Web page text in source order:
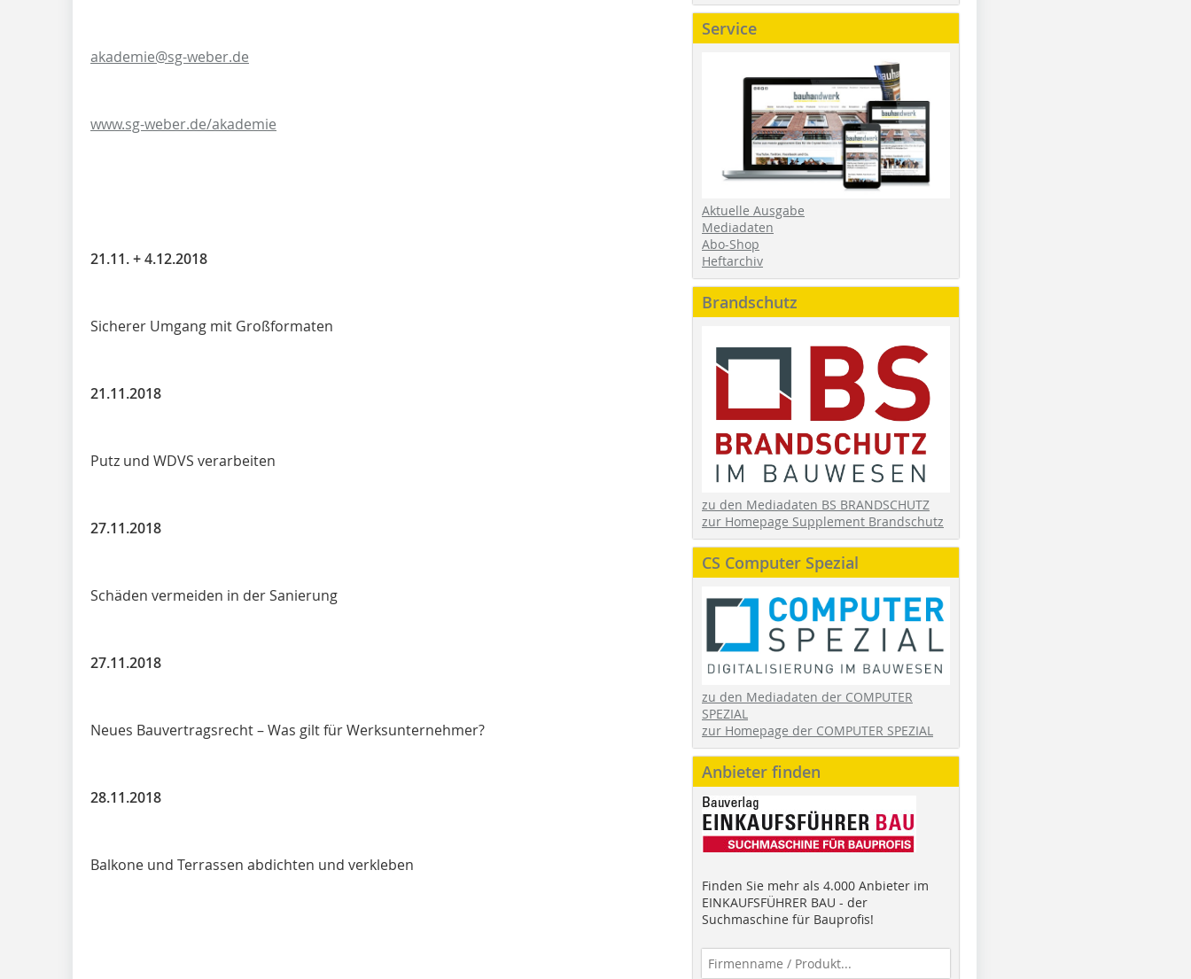
akademie@sg-weber.de
www.sg-weber.de/akademie
21.11. + 4.12.2018
Sicherer Umgang mit Großformaten
21.11.2018
Putz und WDVS verarbeiten
27.11.2018
Schäden vermeiden in der Sanierung
27.11.2018
Neues Bauvertragsrecht – Was gilt für Werksunternehmer?
28.11.2018
Balkone und Terrassen abdichten und verkleben
Service
Aktuelle Ausgabe
Mediadaten
Abo-Shop
Heftarchiv
Brandschutz
zu den Mediadaten BS BRANDSCHUTZ
zur Homepage Supplement Brandschutz
CS Computer Spezial
zu den Mediadaten der COMPUTER
SPEZIAL
zur Homepage der COMPUTER SPEZIAL
Anbieter finden
Finden Sie mehr als 4.000 Anbieter im
EINKAUFSFÜHRER BAU - der
Suchmaschine für Bauprofis!